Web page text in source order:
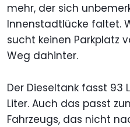
mehr, der sich
Innenstadtlücke faltet.
sucht keinen Parkplatz
Weg dahinter.
Der Dieseltank fasst 93
Liter. Auch das passt
Fahrzeugs, das nicht